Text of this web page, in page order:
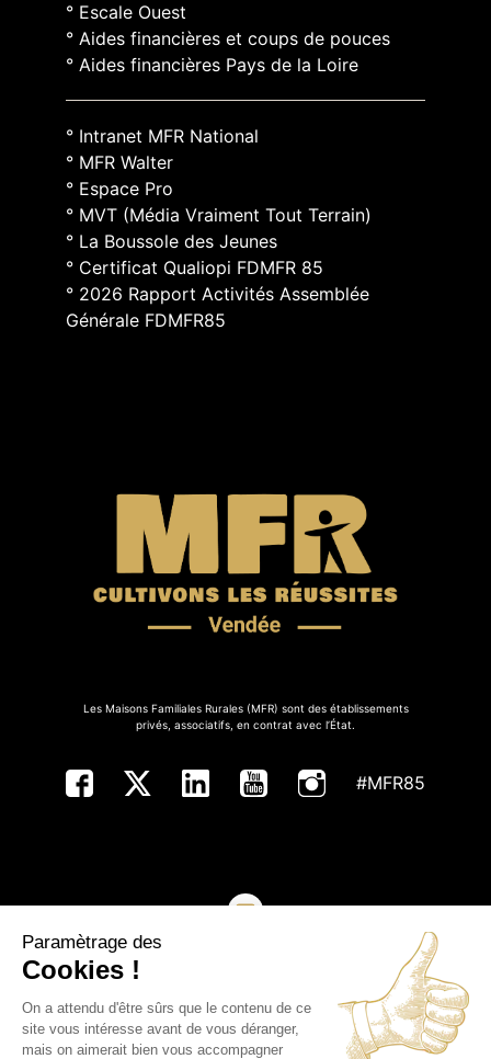
° Escale Ouest
° Aides financières et coups de pouces
° Aides financières Pays de la Loire
° Intranet MFR National
° MFR Walter
° Espace Pro
° MVT (Média Vraiment Tout Terrain)
° La Boussole des Jeunes
° Certificat Qualiopi FDMFR 85
° 2026 Rapport Activités Assemblée
Générale FDMFR85
Les Maisons Familiales Rurales (MFR) sont des établissements
privés, associatifs, en contrat avec l’État.
#MFR85
Copyright ©MFR de Vendée - Tous droits réservés
Paramètrage des
Cookies !
On a attendu d'être sûrs que le contenu de ce
site vous intéresse avant de vous déranger,
mais on aimerait bien vous accompagner